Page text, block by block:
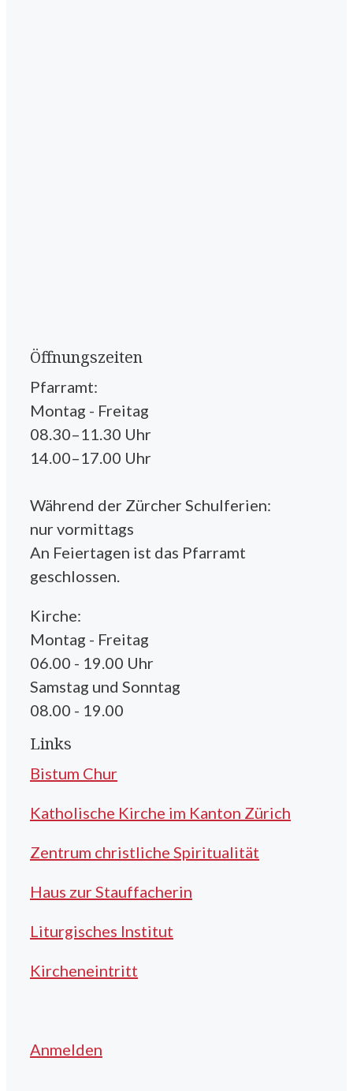
Öffnungszeiten
Pfarramt:
Montag - Freitag
08.30–11.30 Uhr
14.00–17.00 Uhr
Während der Zürcher Schulferien:
nur vormittags
An Feiertagen ist das Pfarramt
geschlossen.
Kirche:
Montag - Freitag
06.00 - 19.00 Uhr
Samstag und Sonntag
08.00 - 19.00
Links
Bistum Chur
Katholische Kirche im Kanton Zürich
Zentrum christliche Spiritualität
Haus zur Stauffacherin
Liturgisches Institut
Kircheneintritt
Anmelden